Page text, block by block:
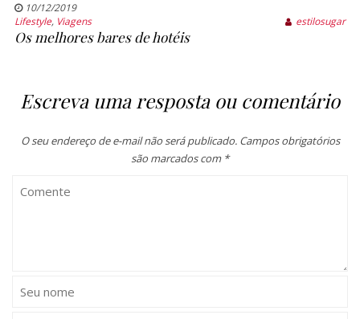
10/12/2019
Lifestyle, Viagens estilosugar
Os melhores bares de hotéis
Escreva uma resposta ou comentário
O seu endereço de e-mail não será publicado. Campos obrigatórios
são marcados com *